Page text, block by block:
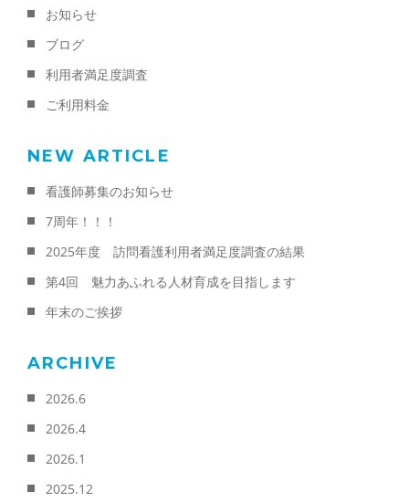
お知らせ
ブログ
利用者満足度調査
ご利用料金
NEW ARTICLE
看護師募集のお知らせ
7周年！！！
2025年度 訪問看護利用者満足度調査の結果
第4回 魅力あふれる人材育成を目指します
年末のご挨拶
ARCHIVE
2026.6
2026.4
2026.1
2025.12